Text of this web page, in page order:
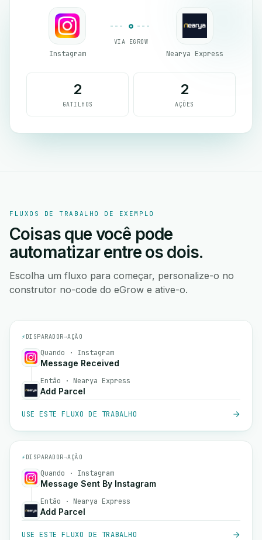
Instagram
VIA EGROW
Nearya Express
2
GATILHOS
2
AÇÕES
FLUXOS DE TRABALHO DE EXEMPLO
Coisas que você pode
automatizar entre os dois.
Escolha um fluxo para começar, personalize-o no
construtor no-code do eGrow e ative-o.
⚡ DISPARADOR→AÇÃO
Quando · Instagram
Message Received
Então · Nearya Express
Add Parcel
USE ESTE FLUXO DE TRABALHO
⚡ DISPARADOR→AÇÃO
Quando · Instagram
Message Sent By Instagram
Então · Nearya Express
Add Parcel
USE ESTE FLUXO DE TRABALHO